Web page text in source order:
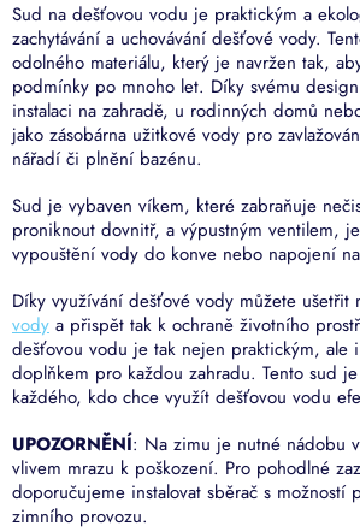
Sud na dešťovou vodu je praktickým a
zachytávání a uchovávání dešťové vody.
odolného materiálu, který je navržen tak,
podmínky po mnoho let. Díky svému
instalaci na zahradě, u rodinných domů
jako zásobárna užitkové vody pro
nářadí či plnění bazénu.
Sud je vybaven víkem, které zabraňuje
proniknout dovnitř, a výpustným ventilem,
vypouštění vody do konve nebo napojení
Díky využívání dešťové vody můžete ušetřit
vody a přispět tak k ochraně životního
dešťovou vodu je tak nejen praktickým, ale
doplňkem pro každou zahradu. Tento sud
každého, kdo chce využít dešťovou vodu
UPOZORNĚNÍ: Na zimu je nutné nádobu
vlivem mrazu k poškození. Pro pohodlné
doporučujeme instalovat sběrač s možností
zimního provozu.